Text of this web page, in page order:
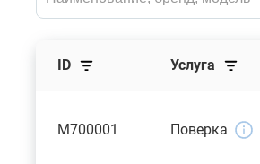
ID Услуга
M700001 Поверка